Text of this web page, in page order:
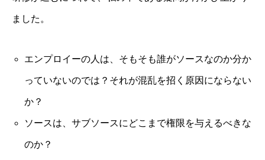
ました。
エンプロイーの人は、そもそも誰がソースなのか分か
っていないのでは？それが混乱を招く原因にならない
か？
ソースは、サブソースにどこまで権限を与えるべきな
のか？